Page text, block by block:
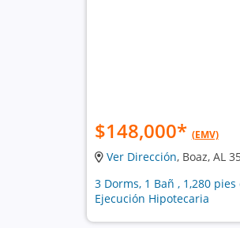
$148,000* (EMV)
Ver Dirección, Boaz, AL
3 Dorms, 1 Bañ , 1,280
Ejecución Hipotecaria